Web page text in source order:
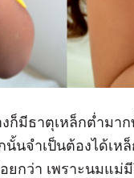
มีธาตุเหล็กต่ำมา
นจำเป็นต้องได้เ
กว่า เพราะนมแม่